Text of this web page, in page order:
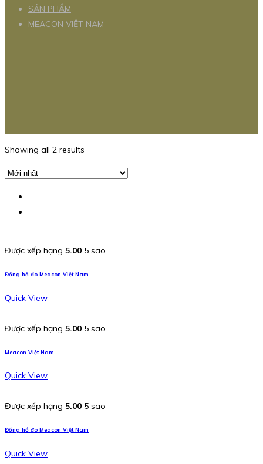
SẢN PHẨM
MEACON VIỆT NAM
Showing all 2 results
Được xếp hạng 5.00 5 sao
Đồng hồ đo Meacon Việt Nam
Quick View
Được xếp hạng 5.00 5 sao
Meacon Việt Nam
Quick View
Được xếp hạng 5.00 5 sao
Đồng hồ đo Meacon Việt Nam
Quick View